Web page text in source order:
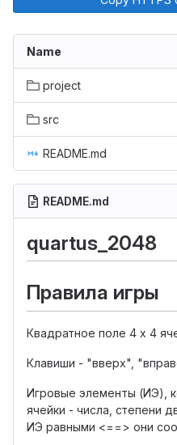
Name
project
src
README.md
README.md
quartus_2048
Правила игры
Квадратное поле 4 х 4
Клавиши - "вверх",
Игровые элементы (ИЭ),
ячейки - числа, степени
ИЭ равными <==> они